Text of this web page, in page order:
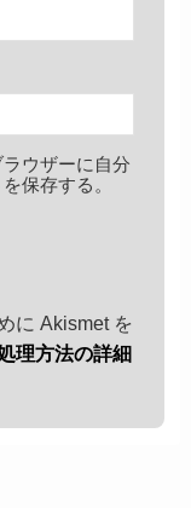
ウザーに自分
保存する。
に Akismet を
理方法の詳細